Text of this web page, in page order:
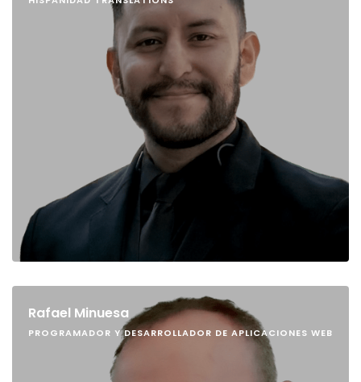
Rafael Minuesa
PROGRAMADOR Y DESARROLLADOR DE APLICACIONES WEB